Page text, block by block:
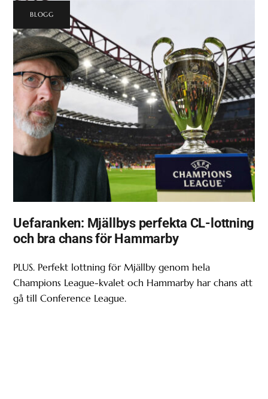
BLOGG
Uefaranken: Mjällbys perfekta CL-lottning
och bra chans för Hammarby
PLUS. Perfekt lottning för Mjällby genom hela
Champions League-kvalet och Hammarby har chans att
gå till Conference League.